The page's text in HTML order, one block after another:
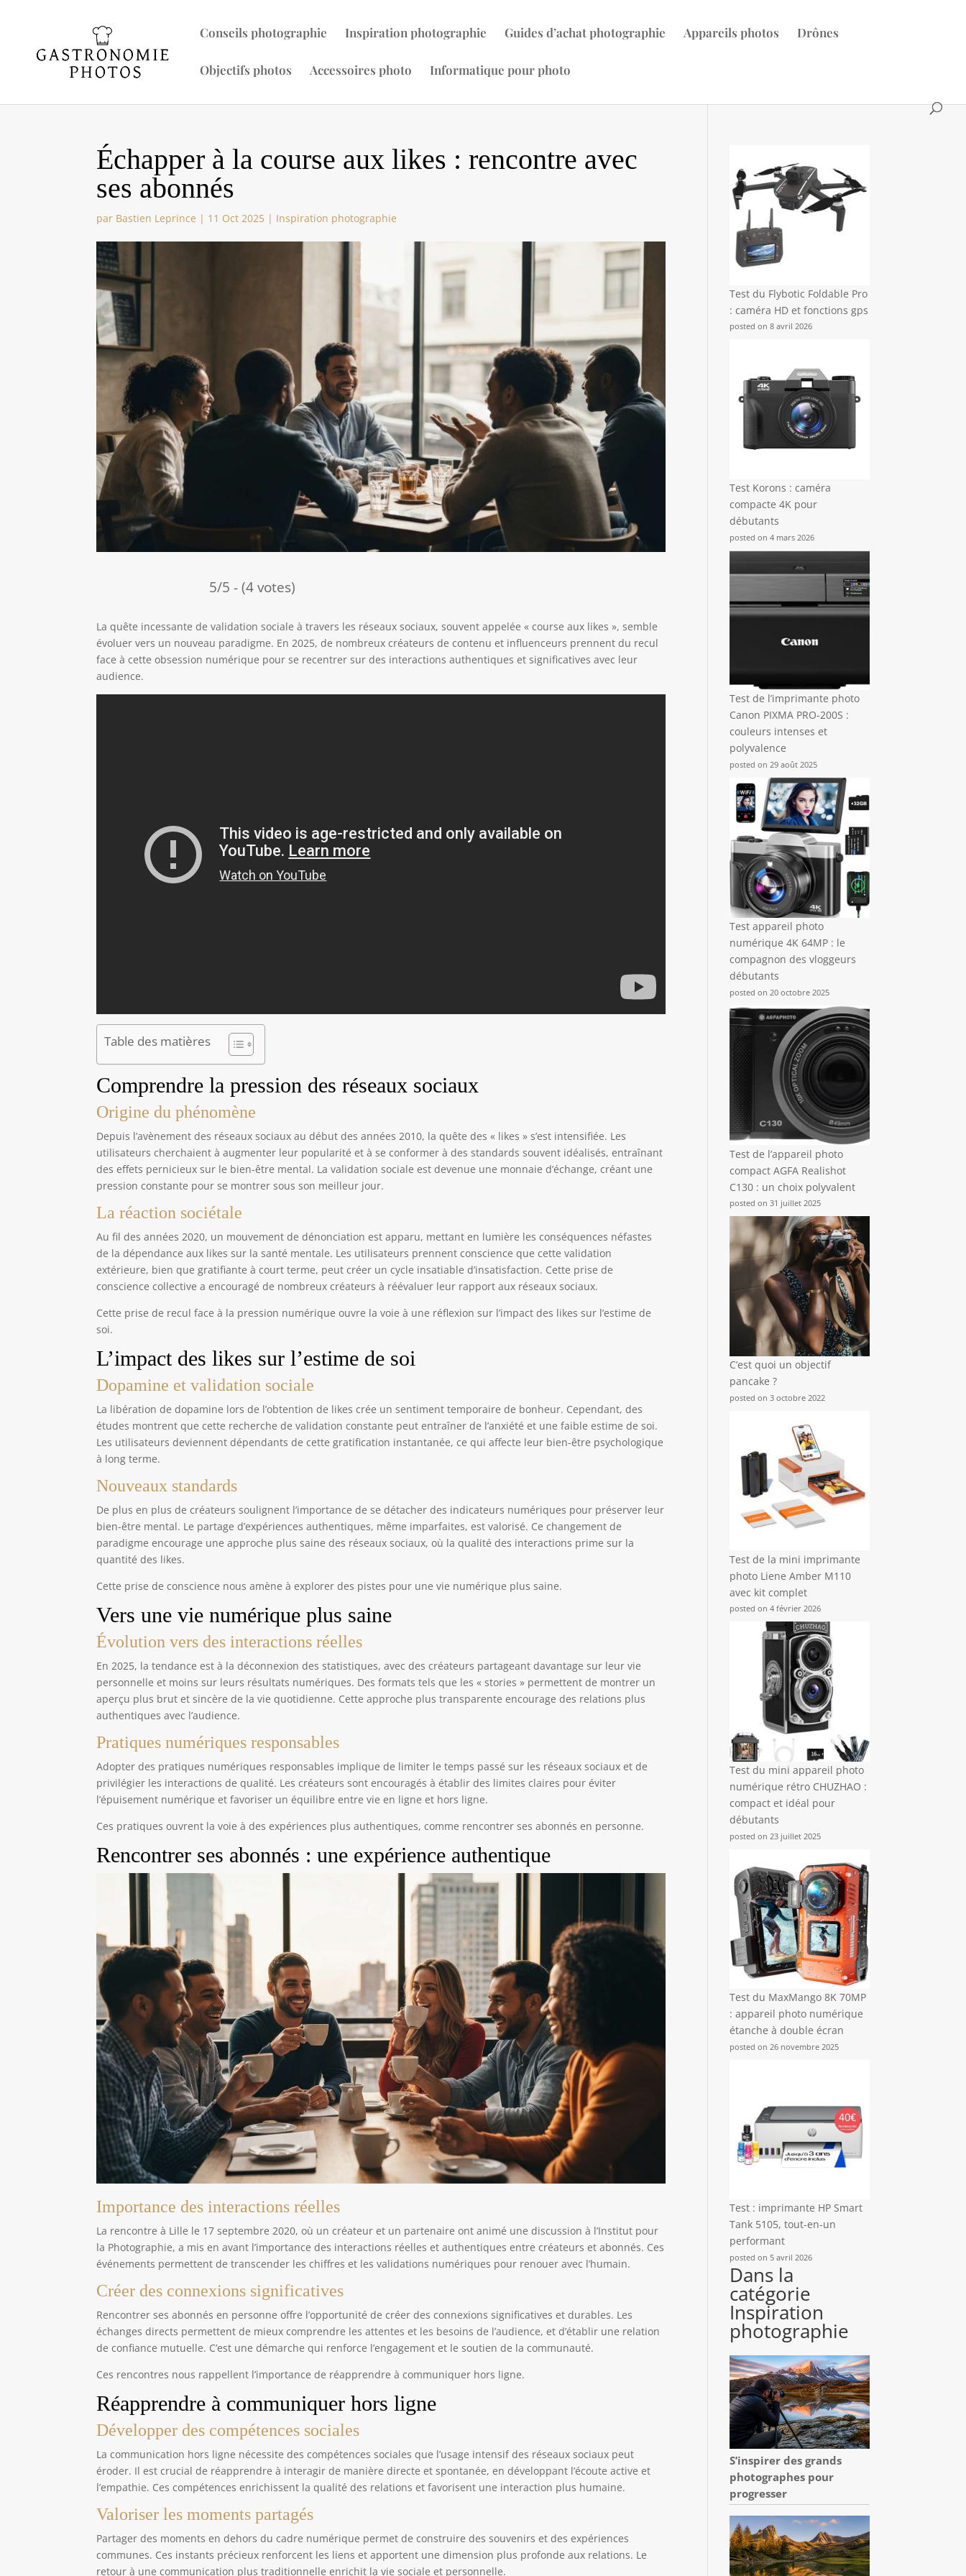
Conseils photographie Inspiration photographie Guides d’achat photographie Appareils photos Drônes
Objectifs photos Accessoires photo Informatique pour photo
Échapper à la course aux likes : rencontre avec
ses abonnés
par Bastien Leprince | 11 Oct 2025 | Inspiration photographie
5/5 - (4 votes)
La quête incessante de validation sociale à travers les réseaux sociaux, souvent appelée « course aux likes », semble
évoluer vers un nouveau paradigme. En 2025, de nombreux créateurs de contenu et influenceurs prennent du recul
face à cette obsession numérique pour se recentrer sur des interactions authentiques et significatives avec leur
audience.
Table des matières
Comprendre la pression des réseaux sociaux
Origine du phénomène
Depuis l’avènement des réseaux sociaux au début des années 2010, la quête des « likes » s’est intensifiée. Les
utilisateurs cherchaient à augmenter leur popularité et à se conformer à des standards souvent idéalisés, entraînant
des effets pernicieux sur le bien-être mental. La validation sociale est devenue une monnaie d’échange, créant une
pression constante pour se montrer sous son meilleur jour.
La réaction sociétale
Au fil des années 2020, un mouvement de dénonciation est apparu, mettant en lumière les conséquences néfastes
de la dépendance aux likes sur la santé mentale. Les utilisateurs prennent conscience que cette validation
extérieure, bien que gratifiante à court terme, peut créer un cycle insatiable d’insatisfaction. Cette prise de
conscience collective a encouragé de nombreux créateurs à réévaluer leur rapport aux réseaux sociaux.
Cette prise de recul face à la pression numérique ouvre la voie à une réflexion sur l’impact des likes sur l’estime de
soi.
L’impact des likes sur l’estime de soi
Dopamine et validation sociale
La libération de dopamine lors de l’obtention de likes crée un sentiment temporaire de bonheur. Cependant, des
études montrent que cette recherche de validation constante peut entraîner de l’anxiété et une faible estime de soi.
Les utilisateurs deviennent dépendants de cette gratification instantanée, ce qui affecte leur bien-être psychologique
à long terme.
Nouveaux standards
De plus en plus de créateurs soulignent l’importance de se détacher des indicateurs numériques pour préserver leur
bien-être mental. Le partage d’expériences authentiques, même imparfaites, est valorisé. Ce changement de
paradigme encourage une approche plus saine des réseaux sociaux, où la qualité des interactions prime sur la
quantité des likes.
Cette prise de conscience nous amène à explorer des pistes pour une vie numérique plus saine.
Vers une vie numérique plus saine
Évolution vers des interactions réelles
En 2025, la tendance est à la déconnexion des statistiques, avec des créateurs partageant davantage sur leur vie
personnelle et moins sur leurs résultats numériques. Des formats tels que les « stories » permettent de montrer un
aperçu plus brut et sincère de la vie quotidienne. Cette approche plus transparente encourage des relations plus
authentiques avec l’audience.
Pratiques numériques responsables
Adopter des pratiques numériques responsables implique de limiter le temps passé sur les réseaux sociaux et de
privilégier les interactions de qualité. Les créateurs sont encouragés à établir des limites claires pour éviter
l’épuisement numérique et favoriser un équilibre entre vie en ligne et hors ligne.
Ces pratiques ouvrent la voie à des expériences plus authentiques, comme rencontrer ses abonnés en personne.
Rencontrer ses abonnés : une expérience authentique
Importance des interactions réelles
La rencontre à Lille le 17 septembre 2020, où un créateur et un partenaire ont animé une discussion à l’Institut pour
la Photographie, a mis en avant l’importance des interactions réelles et authentiques entre créateurs et abonnés. Ces
événements permettent de transcender les chiffres et les validations numériques pour renouer avec l’humain.
Créer des connexions significatives
Rencontrer ses abonnés en personne offre l’opportunité de créer des connexions significatives et durables. Les
échanges directs permettent de mieux comprendre les attentes et les besoins de l’audience, et d’établir une relation
de confiance mutuelle. C’est une démarche qui renforce l’engagement et le soutien de la communauté.
Ces rencontres nous rappellent l’importance de réapprendre à communiquer hors ligne.
Réapprendre à communiquer hors ligne
Développer des compétences sociales
La communication hors ligne nécessite des compétences sociales que l’usage intensif des réseaux sociaux peut
éroder. Il est crucial de réapprendre à interagir de manière directe et spontanée, en développant l’écoute active et
l’empathie. Ces compétences enrichissent la qualité des relations et favorisent une interaction plus humaine.
Valoriser les moments partagés
Partager des moments en dehors du cadre numérique permet de construire des souvenirs et des expériences
communes. Ces instants précieux renforcent les liens et apportent une dimension plus profonde aux relations. Le
retour à une communication plus traditionnelle enrichit la vie sociale et personnelle.
Test du Flybotic Foldable Pro
: caméra HD et fonctions gps
posted on 8 avril 2026
Test Korons : caméra
compacte 4K pour
débutants
posted on 4 mars 2026
Test de l’imprimante photo
Canon PIXMA PRO-200S :
couleurs intenses et
polyvalence
posted on 29 août 2025
Test appareil photo
numérique 4K 64MP : le
compagnon des vloggeurs
débutants
posted on 20 octobre 2025
Test de l’appareil photo
compact AGFA Realishot
C130 : un choix polyvalent
posted on 31 juillet 2025
C’est quoi un objectif
pancake ?
posted on 3 octobre 2022
Test de la mini imprimante
photo Liene Amber M110
avec kit complet
posted on 4 février 2026
Test du mini appareil photo
numérique rétro CHUZHAO :
compact et idéal pour
débutants
posted on 23 juillet 2025
Test du MaxMango 8K 70MP
: appareil photo numérique
étanche à double écran
posted on 26 novembre 2025
Test : imprimante HP Smart
Tank 5105, tout-en-un
performant
posted on 5 avril 2026
Dans la
catégorie
Inspiration
photographie
S’inspirer des grands
photographes pour
progresser